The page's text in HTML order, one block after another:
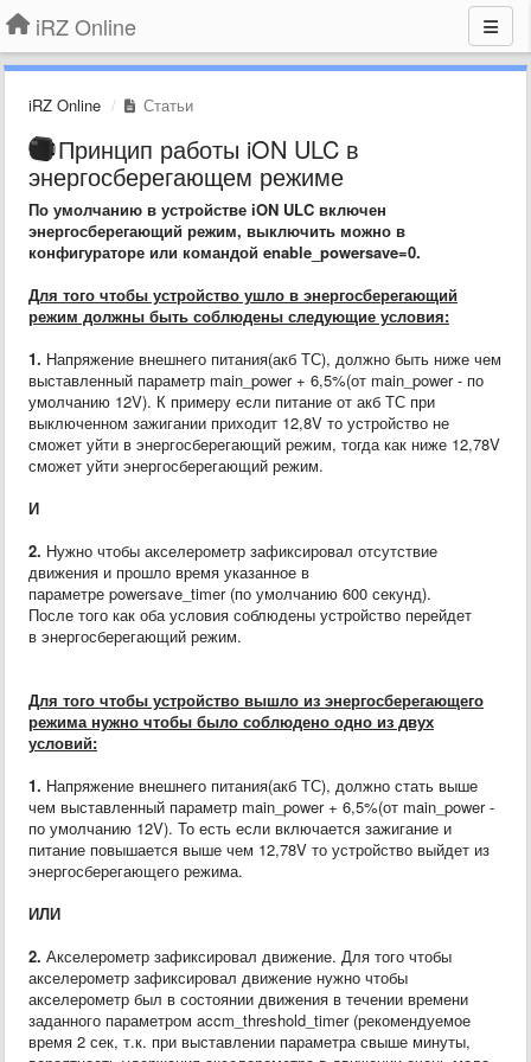
iRZ Online
iRZ Online Статьи
Принцип работы iON ULC в
энергосберегающем режиме
По умолчанию в устройстве iON ULC включен
энергосберегающий режим, выключить можно в
конфигураторе или командой enable_powersave=0.
Для того чтобы устройство ушло в энергосберегающий
режим должны быть соблюдены следующие условия:
1. Напряжение внешнего питания(акб ТС), должно быть ниже чем
выставленный параметр main_power + 6,5%(от main_power - по
умолчанию 12V). К примеру если питание от акб ТС при
выключенном зажигании приходит 12,8V то устройство не
сможет уйти в энергосберегающий режим, тогда как ниже 12,78V
сможет уйти энергосберегающий режим.
И
2. Нужно чтобы акселерометр зафиксировал отсутствие
движения и прошло время указанное в
параметре powersave_timer (по умолчанию 600 секунд).
После того как оба условия соблюдены устройство перейдет
в энергосберегающий режим.
Для того чтобы устройство вышло из энергосберегающего
режима нужно чтобы было соблюдено одно из двух
условий:
1. Напряжение внешнего питания(акб ТС), должно стать выше
чем выставленный параметр main_power + 6,5%(от main_power -
по умолчанию 12V). То есть если включается зажигание и
питание повышается выше чем 12,78V то устройство выйдет из
энергосберегающего режима.
ИЛИ
2. Акселерометр зафиксировал движение. Для того чтобы
акселерометр зафиксировал движение нужно чтобы
акселерометр был в состоянии движения в течении времени
заданного параметром accm_threshold_timer (рекомендуемое
время 2 сек, т.к. при выставлении параметра свыше минуты,